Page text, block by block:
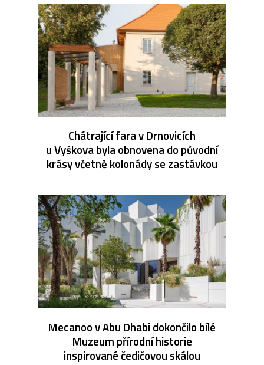
Chátrající fara v Drnovicích
u Vyškova byla obnovena do původní
krásy včetně kolonády se zastávkou
Mecanoo v Abu Dhabi dokončilo bílé
Muzeum přírodní historie
inspirované čedičovou skálou